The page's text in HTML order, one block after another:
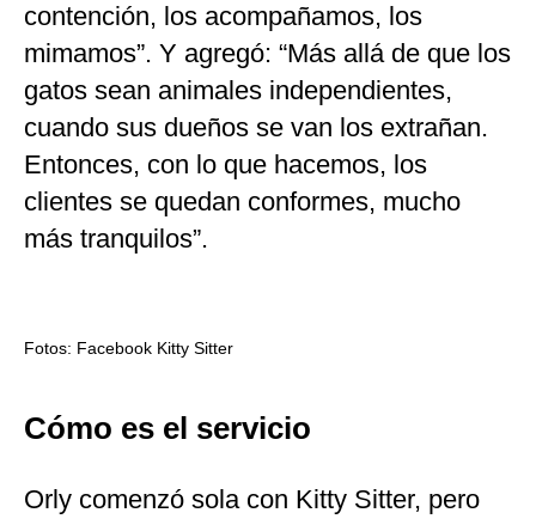
contención, los acompañamos, los
mimamos”. Y agregó: “Más allá de que los
gatos sean animales independientes,
cuando sus dueños se van los extrañan.
Entonces, con lo que hacemos, los
clientes se quedan conformes, mucho
más tranquilos”.
Fotos: Facebook Kitty Sitter
Cómo es el servicio
Orly comenzó sola con Kitty Sitter, pero